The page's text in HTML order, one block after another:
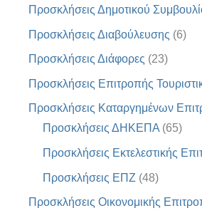
Προσκλήσεις Δημοτικού
Προσκλήσεις Διαβούλευσης (6)
Προσκλήσεις Διάφορες (23)
Προσκλήσεις Επιτροπής
Προσκλήσεις Καταργημένων
Προσκλήσεις ΔΗΚΕΠΑ (65)
Προσκλήσεις Εκτελεστικής
Προσκλήσεις ΕΠΖ (48)
Προσκλήσεις Οικονομικής